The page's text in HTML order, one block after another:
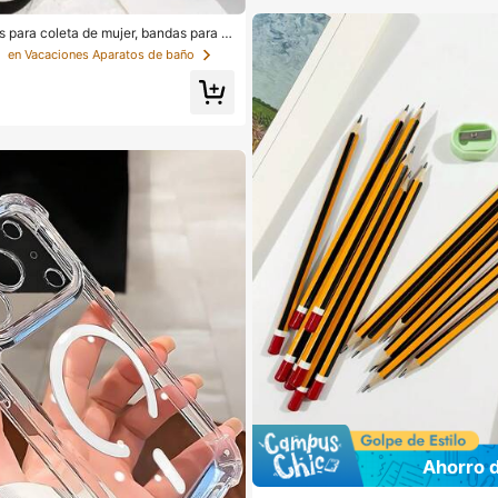
para coleta de mujer, bandas para el
para el cabello, bandas deportiva
accesorios de belleza para el cabell
para verano, vacaciones, viaje
en Vacaciones Aparatos de baño
Ahorro